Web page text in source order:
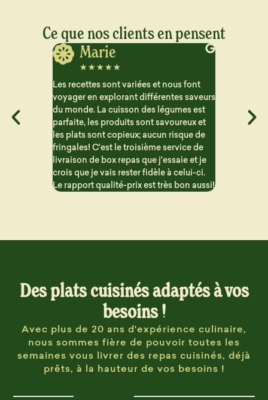
Ce que nos clients en pensent
est
et
Jerome
☆☆☆☆☆
Vraiment satisfait des plats que je reçois
pour le semaine. Beaucoup de choix et
les repas sont bien détaillé pour suivre
les macros. Les portions sont généreuse
et c'est vraiment bon !! Problème de
livraison mais qui n'est en aucun cas la
faute de Dailycieux. Je recommande
Des plats cuisinés adaptés à vos
besoins !
Avec plus de 20 ans d'expérience culinaire,
nous sommes fière de pouvoir toutes les
semaines vous livrer des repas cuisinés, déjà
prêts, à la hauteur de vos besoins !